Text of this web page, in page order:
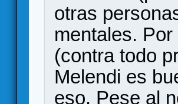
otras
mentales.
(contra todo
Melendi es
eso. Pese al